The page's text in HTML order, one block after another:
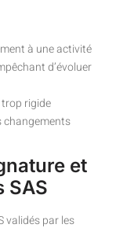
à une activité
d’évoluer
rigide
changements
et
SAS
validés par les